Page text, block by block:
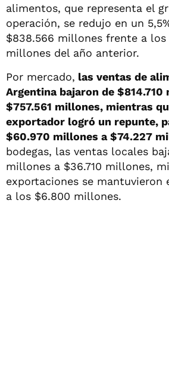
alimentos, que representa el
operación, se redujo en un
$838.566 millones frente a los
millones del año anterior.
Por mercado, las ventas de
Argentina bajaron de $814.710
$757.561 millones, mientras
exportador logró un repunte,
$60.970 millones a $74.227
bodegas, las ventas locales
millones a $36.710 millones,
exportaciones se mantuvieron
a los $6.800 millones.